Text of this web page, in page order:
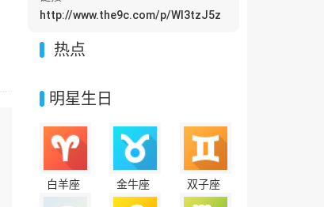
http://www.the9c.com/p/Wl3tzJ5z
热点
明星生日
白羊座 金牛座 双子座